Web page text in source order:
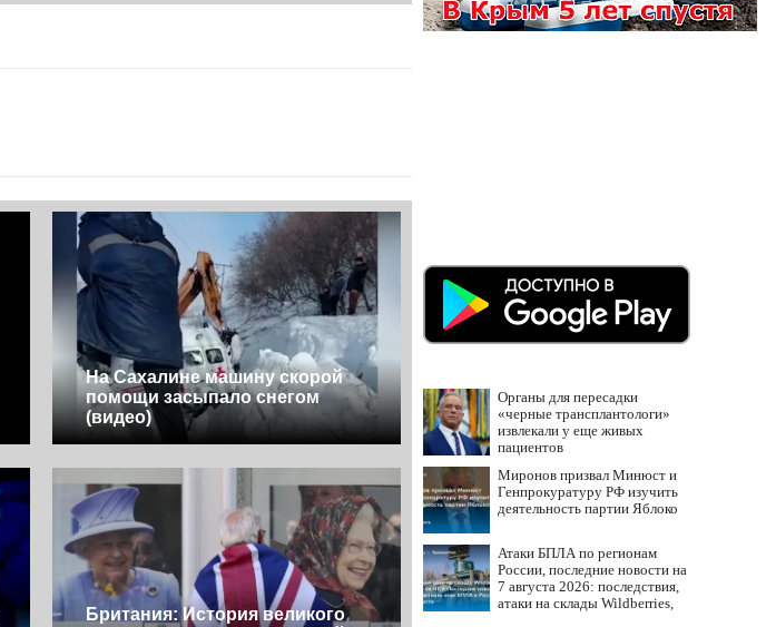
На Сахалине машину скорой
помощи засыпало снегом
(видео)
Британия: История великого
Органы для пересадки
«черные трансплантологи»
извлекали у еще живых
пациентов
Миронов призвал Минюст и
Генпрокуратуру РФ изучить
деятельность партии Яблоко
Атаки БПЛА по регионам
России, последние новости на
7 августа 2026: последствия,
атаки на склады Wildberries,